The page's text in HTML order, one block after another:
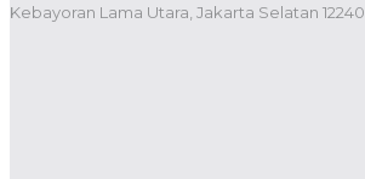
Kebayoran Lama Utara, Jakarta Selatan 12240